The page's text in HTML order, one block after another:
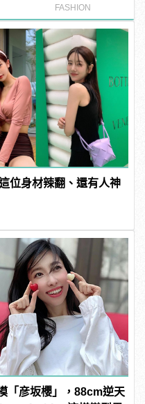
FASHION
位身材辣翻、還有人神
「彦坂櫻」，88cm逆天